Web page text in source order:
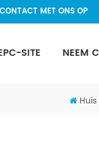
MET ONS OP
SITE NEEM
Huis